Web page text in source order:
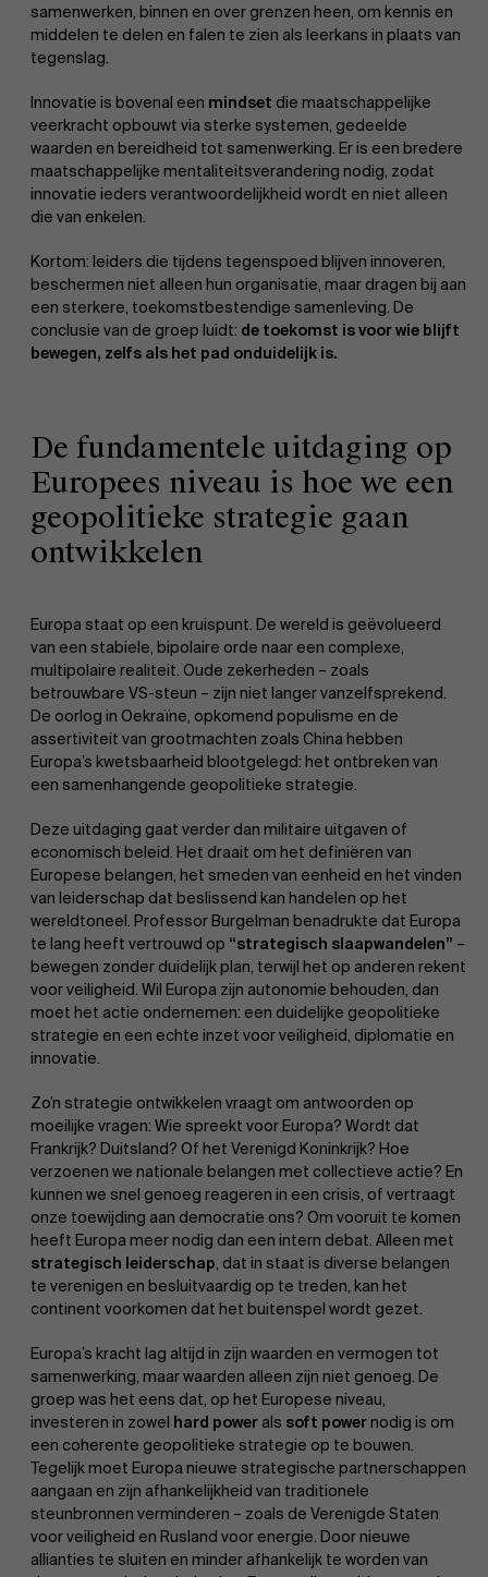
samenwerken, binnen en over grenzen heen, om kennis en
middelen te delen en falen te zien als leerkans in plaats van
tegenslag.
Innovatie is bovenal een mindset die maatschappelijke
veerkracht opbouwt via sterke systemen, gedeelde
waarden en bereidheid tot samenwerking. Er is een bredere
maatschappelijke mentaliteitsverandering nodig, zodat
innovatie ieders verantwoordelijkheid wordt en niet alleen
die van enkelen.
Kortom: leiders die tijdens tegenspoed blijven innoveren,
beschermen niet alleen hun organisatie, maar dragen bij aan
een sterkere, toekomstbestendige samenleving. De
conclusie van de groep luidt: de toekomst is voor wie blijft
bewegen, zelfs als het pad onduidelijk is.
De fundamentele uitdaging op
Europees niveau is hoe we een
geopolitieke strategie gaan
ontwikkelen
Europa staat op een kruispunt. De wereld is geëvolueerd
van een stabiele, bipolaire orde naar een complexe,
multipolaire realiteit. Oude zekerheden – zoals
betrouwbare VS-steun – zijn niet langer vanzelfsprekend.
De oorlog in Oekraïne, opkomend populisme en de
assertiviteit van grootmachten zoals China hebben
Europa’s kwetsbaarheid blootgelegd: het ontbreken van
een samenhangende geopolitieke strategie.
Deze uitdaging gaat verder dan militaire uitgaven of
economisch beleid. Het draait om het definiëren van
Europese belangen, het smeden van eenheid en het vinden
van leiderschap dat beslissend kan handelen op het
wereldtoneel. Professor Burgelman benadrukte dat Europa
te lang heeft vertrouwd op “strategisch slaapwandelen” –
bewegen zonder duidelijk plan, terwijl het op anderen rekent
voor veiligheid. Wil Europa zijn autonomie behouden, dan
moet het actie ondernemen: een duidelijke geopolitieke
strategie en een echte inzet voor veiligheid, diplomatie en
innovatie.
Zo’n strategie ontwikkelen vraagt om antwoorden op
moeilijke vragen: Wie spreekt voor Europa? Wordt dat
Frankrijk? Duitsland? Of het Verenigd Koninkrijk? Hoe
verzoenen we nationale belangen met collectieve actie? En
kunnen we snel genoeg reageren in een crisis, of vertraagt
onze toewijding aan democratie ons? Om vooruit te komen
heeft Europa meer nodig dan een intern debat. Alleen met
strategisch leiderschap, dat in staat is diverse belangen
te verenigen en besluitvaardig op te treden, kan het
continent voorkomen dat het buitenspel wordt gezet.
Europa’s kracht lag altijd in zijn waarden en vermogen tot
samenwerking, maar waarden alleen zijn niet genoeg. De
groep was het eens dat, op het Europese niveau,
investeren in zowel hard power als soft powernodig is om
een coherente geopolitieke strategie op te bouwen.
Tegelijk moet Europa nieuwe strategische partnerschappen
aangaan en zijn afhankelijkheid van traditionele
steunbronnen verminderen – zoals de Verenigde Staten
voor veiligheid en Rusland voor energie. Door nieuwe
allianties te sluiten en minder afhankelijk te worden van